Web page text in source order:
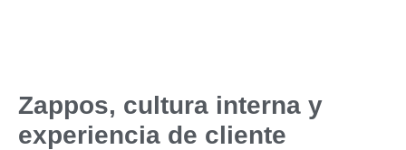
Zappos, cultura interna y
experiencia de cliente